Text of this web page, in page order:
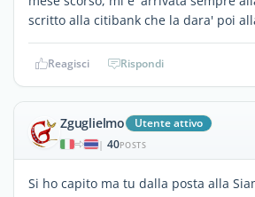
scritto alla citibank che la dara' poi
Reagisci Rispondi
Zguglielmo Utente attivo
| 40POSTS
Si ho capito ma tu dalla posta alla